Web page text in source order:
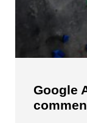
Google